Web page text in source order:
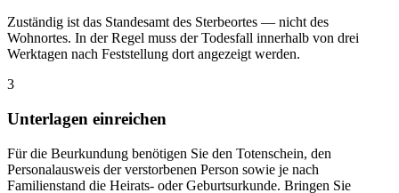
Zuständig ist das Standesamt des Sterbeortes — nicht des
Wohnortes. In der Regel muss der Todesfall innerhalb von drei
Werktagen nach Feststellung dort angezeigt werden.
3
Unterlagen einreichen
Für die Beurkundung benötigen Sie den Totenschein, den
Personalausweis der verstorbenen Person sowie je nach
Familienstand die Heirats- oder Geburtsurkunde. Bringen Sie